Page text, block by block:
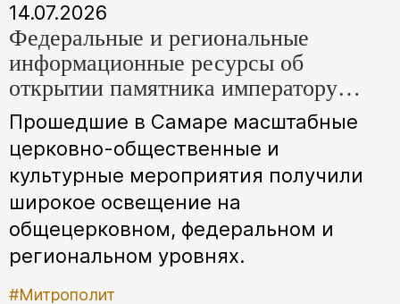
14.07.2026
Федеральные и региональные
информационные ресурсы об
открытии памятника императору
Николаю II и премьере фильма
телеканала «Спас» в Самаре
Прошедшие в Самаре масштабные
церковно-общественные и
культурные мероприятия получили
широкое освещение на
общецерковном, федеральном и
региональном уровнях.
#Митрополит